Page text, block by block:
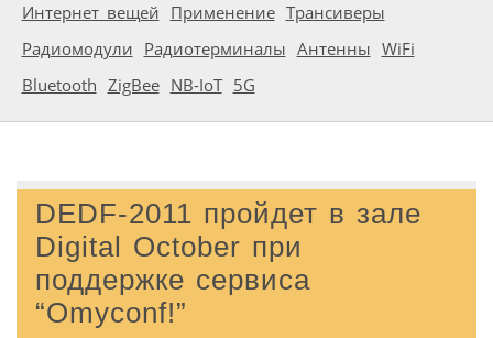
Интернет вещей Применение Трансиверы
Радиомодули Радиотерминалы Антенны WiFi
Bluetooth ZigBee NB-IoT 5G
DEDF-2011 пройдет в зале
Digital October при
поддержке сервиса
“Omyconf!”